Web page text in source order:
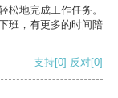
松地完成工作任务。
班，有更多的时间陪
支持[0] 反对[0]